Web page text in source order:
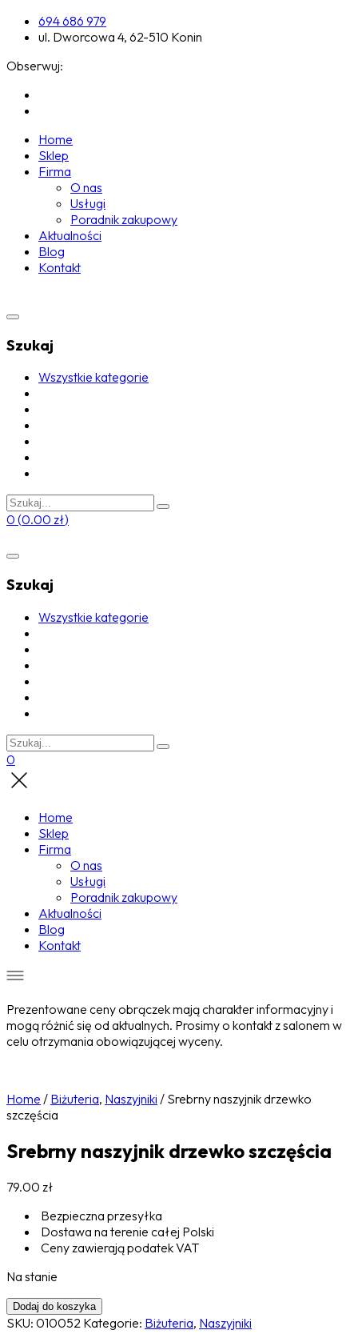
694 686 979
ul. Dworcowa 4, 62-510 Konin
Obserwuj:
Home
Sklep
Firma
O nas
Usługi
Poradnik zakupowy
Aktualności
Blog
Kontakt
Szukaj
Wszystkie kategorie
0 (0.00 zł)
Szukaj
Wszystkie kategorie
0
Home
Sklep
Firma
O nas
Usługi
Poradnik zakupowy
Aktualności
Blog
Kontakt
Prezentowane ceny obrączek mają charakter informacyjny i
mogą różnić się od aktualnych. Prosimy o kontakt z salonem w
celu otrzymania obowiązującej wyceny.
Home / Biżuteria, Naszyjniki / Srebrny naszyjnik drzewko
szczęścia
Srebrny naszyjnik drzewko szczęścia
79.00 zł
Bezpieczna przesyłka
Dostawa na terenie całej Polski
Ceny zawierają podatek VAT
Na stanie
Dodaj do koszyka
SKU: 010052 Kategorie: Biżuteria, Naszyjniki